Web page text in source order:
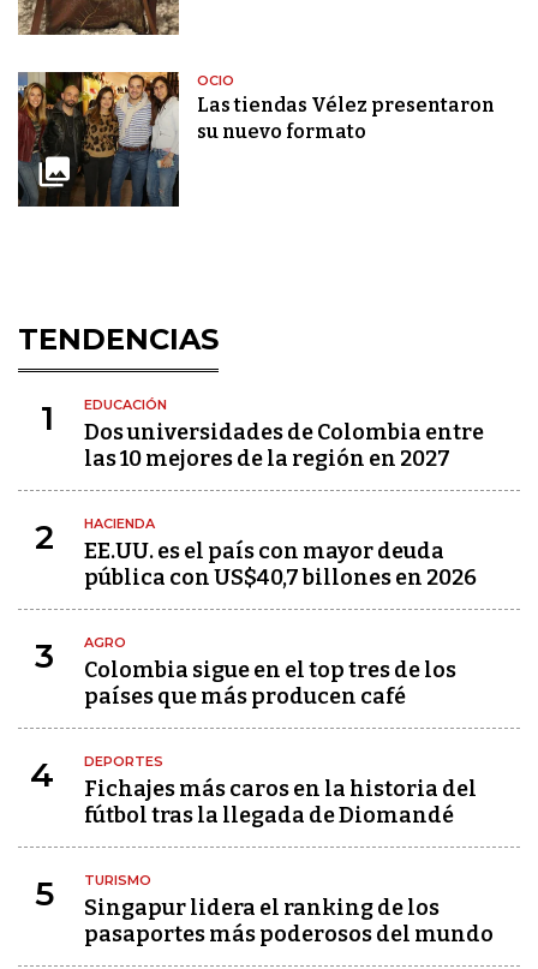
OCIO
Las tiendas Vélez presentaron
su nuevo formato
TENDENCIAS
1 EDUCACIÓN
Dos universidades de Colombia entre
las 10 mejores de la región en 2027
2 HACIENDA
EE.UU. es el país con mayor deuda
pública con US$40,7 billones en 2026
3 AGRO
Colombia sigue en el top tres de los
países que más producen café
4 DEPORTES
Fichajes más caros en la historia del
fútbol tras la llegada de Diomandé
5 TURISMO
Singapur lidera el ranking de los
pasaportes más poderosos del mundo